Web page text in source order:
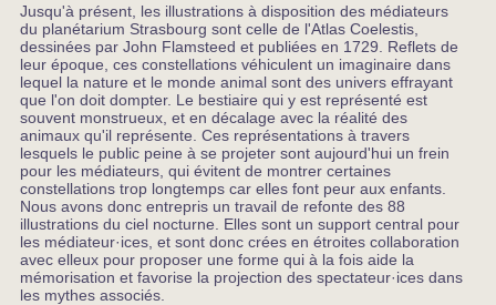
Jusqu'à présent, les illustrations à disposition des médiateurs
du planétarium Strasbourg sont celle de l'Atlas Coelestis,
dessinées par John Flamsteed et publiées en 1729. Reflets de
leur époque, ces constellations véhiculent un imaginaire dans
lequel la nature et le monde animal sont des univers effrayant
que l'on doit dompter. Le bestiaire qui y est représenté est
souvent monstrueux, et en décalage avec la réalité des
animaux qu'il représente. Ces représentations à travers
lesquels le public peine à se projeter sont aujourd'hui un frein
pour les médiateurs, qui évitent de montrer certaines
constellations trop longtemps car elles font peur aux enfants.
Nous avons donc entrepris un travail de refonte des 88
illustrations du ciel nocturne. Elles sont un support central pour
les médiateur·ices, et sont donc crées en étroites collaboration
avec elleux pour proposer une forme qui à la fois aide la
mémorisation et favorise la projection des spectateur·ices dans
les mythes associés.